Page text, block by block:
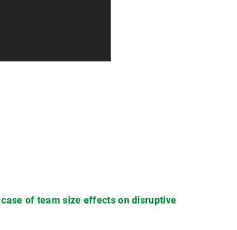
of team size effects on disruptive